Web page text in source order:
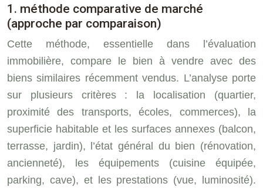
1. méthode comparative de marché
(approche par comparaison)
Cette méthode, essentielle dans l’évaluation
immobilière, compare le bien à vendre avec des
biens similaires récemment vendus. L’analyse porte
sur plusieurs critères : la localisation (quartier,
proximité des transports, écoles, commerces), la
superficie habitable et les surfaces annexes (balcon,
terrasse, jardin), l’état général du bien (rénovation,
ancienneté), les équipements (cuisine équipée,
parking, cave), et les prestations (vue, luminosité).